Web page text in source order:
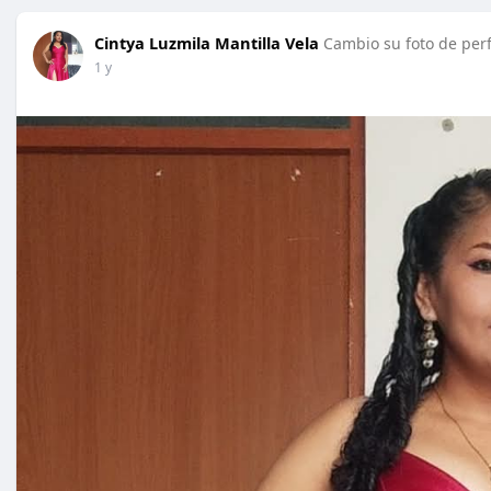
Cintya Luzmila Mantilla Vela Cambio su foto de
1 y